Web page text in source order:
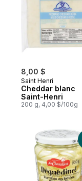
8,00 $
Saint Henri
Cheddar blanc
Saint-Henri
200 g, 4,00 $/100g